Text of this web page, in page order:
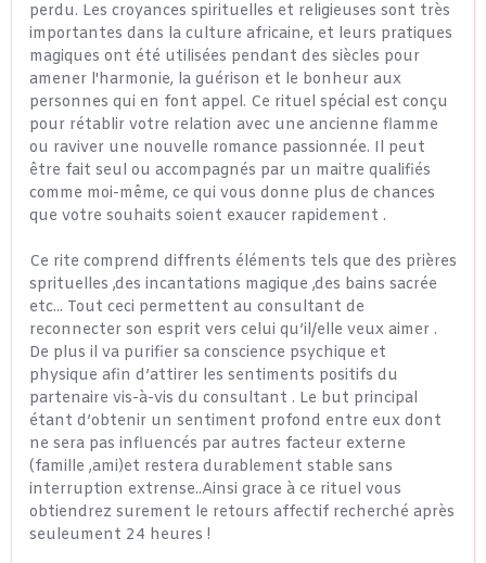
perdu. Les croyances spirituelles et religieuses sont très
importantes dans la culture africaine, et leurs pratiques
magiques ont été utilisées pendant des siècles pour
amener l'harmonie, la guérison et le bonheur aux
personnes qui en font appel. Ce rituel spécial est conçu
pour rétablir votre relation avec une ancienne flamme
ou raviver une nouvelle romance passionnée. Il peut
être fait seul ou accompagnés par un maitre qualifiés
comme moi-même, ce qui vous donne plus de chances
que votre souhaits soient exaucer rapidement .
Ce rite comprend diffrents éléments tels que des prières
sprituelles ,des incantations magique ,des bains sacrée
etc... Tout ceci permettent au consultant de
reconnecter son esprit vers celui qu’il/elle veux aimer .
De plus il va purifier sa conscience psychique et
physique afin d’attirer les sentiments positifs du
partenaire vis-à-vis du consultant . Le but principal
étant d’obtenir un sentiment profond entre eux dont
ne sera pas influencés par autres facteur externe
(famille ,ami)et restera durablement stable sans
interruption extrense..Ainsi grace à ce rituel vous
obtiendrez surement le retours affectif recherché après
seuleument 24 heures !